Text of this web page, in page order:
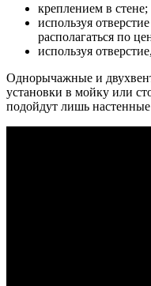
креплением в стене;
используя
располагаться по
используя
Однорычажные и
установки в мойку или
подойдут лишь